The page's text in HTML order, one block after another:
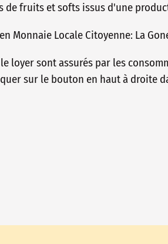
de fruits et softs issus d'une
Monnaie Locale Citoyenne: La
loyer sont assurés par les
sur le bouton en haut à droite